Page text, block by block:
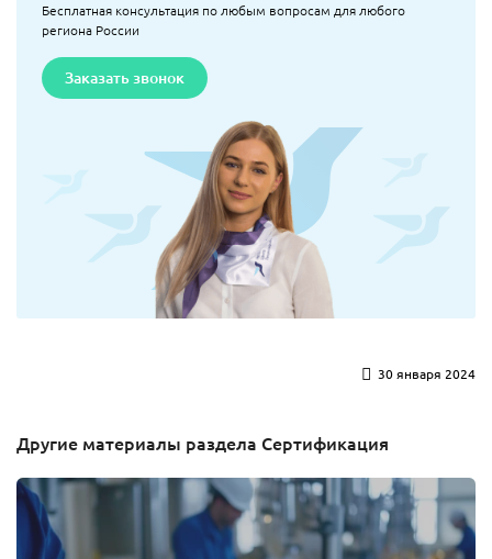
Бесплатная консультация по любым вопросам для любого
региона России
Заказать звонок
30 января 2024
Другие материалы раздела Сертификация